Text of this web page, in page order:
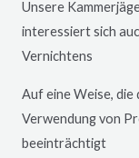
Unsere
interessiert sich
Vernichtens
Auf eine Weise, die
Verwendung von
beeinträchtigt